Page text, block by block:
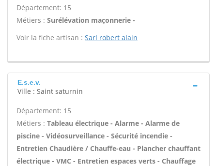
Département: 15
Métiers : Surélévation maçonnerie -
Voir la fiche artisan : Sarl robert alain
E.s.e.v.
Ville : Saint saturnin
Département: 15
Métiers : Tableau électrique - Alarme - Alarme de
piscine - Vidéosurveillance - Sécurité incendie -
Entretien Chaudière / Chauffe-eau - Plancher chauffant
électrique - VMC - Entretien espaces verts - Chauffage